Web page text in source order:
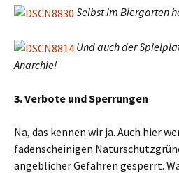
Selbst im Biergarten
Und auch der
Anarchie!
3. Verbote und Sperrungen
Na, das kennen wir ja. Auch hier
fadenscheinigen
angeblicher Gefahren gesperrt.